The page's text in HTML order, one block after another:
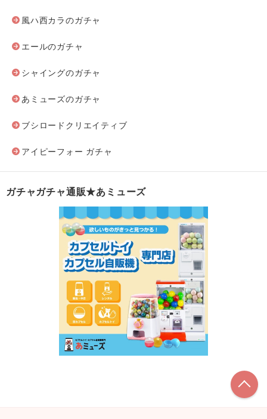
風ハ西カラのガチャ
エールのガチャ
シャイングのガチャ
あミューズのガチャ
ブシロードクリエイティブ
アイピーフォー ガチャ
ガチャガチャ通販★あミューズ